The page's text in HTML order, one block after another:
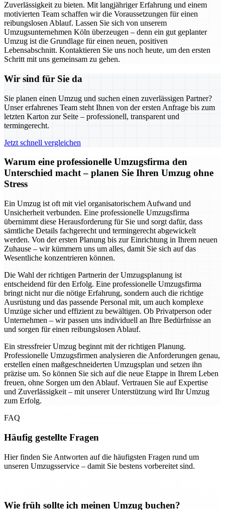
Zuverlässigkeit zu bieten. Mit langjähriger Erfahrung und einem
motivierten Team schaffen wir die Voraussetzungen für einen
reibungslosen Ablauf. Lassen Sie sich von unserem
Umzugsunternehmen Köln überzeugen – denn ein gut geplanter
Umzug ist die Grundlage für einen neuen, positiven
Lebensabschnitt. Kontaktieren Sie uns noch heute, um den ersten
Schritt mit uns gemeinsam zu gehen.
Wir sind für Sie da
Sie planen einen Umzug und suchen einen zuverlässigen Partner?
Unser erfahrenes Team steht Ihnen von der ersten Anfrage bis zum
letzten Karton zur Seite – professionell, transparent und
termingerecht.
Jetzt schnell vergleichen
Warum eine professionelle Umzugsfirma den
Unterschied macht – planen Sie Ihren Umzug ohne
Stress
Ein Umzug ist oft mit viel organisatorischem Aufwand und
Unsicherheit verbunden. Eine professionelle Umzugsfirma
übernimmt diese Herausforderung für Sie und sorgt dafür, dass
sämtliche Details fachgerecht und termingerecht abgewickelt
werden. Von der ersten Planung bis zur Einrichtung in Ihrem neuen
Zuhause – wir kümmern uns um alles, damit Sie sich auf das
Wesentliche konzentrieren können.
Die Wahl der richtigen Partnerin der Umzugsplanung ist
entscheidend für den Erfolg. Eine professionelle Umzugsfirma
bringt nicht nur die nötige Erfahrung, sondern auch die richtige
Ausrüstung und das passende Personal mit, um auch komplexe
Umzüge sicher und effizient zu bewältigen. Ob Privatperson oder
Unternehmen – wir passen uns individuell an Ihre Bedürfnisse an
und sorgen für einen reibungslosen Ablauf.
Ein stressfreier Umzug beginnt mit der richtigen Planung.
Professionelle Umzugsfirmen analysieren die Anforderungen genau,
erstellen einen maßgeschneiderten Umzugsplan und setzen ihn
präzise um. So können Sie sich auf die neue Etappe in Ihrem Leben
freuen, ohne Sorgen um den Ablauf. Vertrauen Sie auf Expertise
und Zuverlässigkeit – mit unserer Unterstützung wird Ihr Umzug
zum Erfolg.
FAQ
Häufig gestellte Fragen
Hier finden Sie Antworten auf die häufigsten Fragen rund um
unseren Umzugsservice – damit Sie bestens vorbereitet sind.
Wie früh sollte ich meinen Umzug buchen?